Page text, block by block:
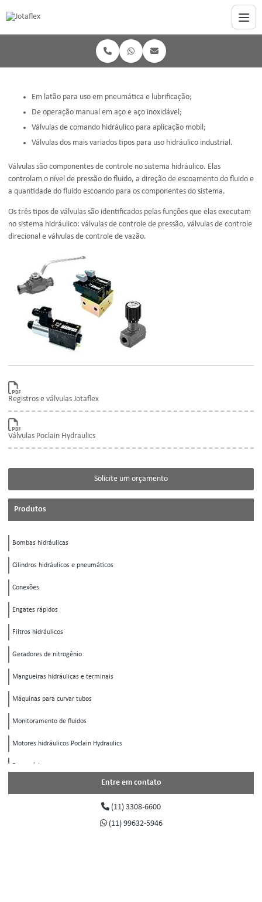
Em latão para uso em pneumática e lubrificação;
De operação manual em aço e aço inoxidável;
Válvulas de comando hidráulico para aplicação mobil;
Válvulas dos mais variados tipos para uso hidráulico industrial.
Válvulas são componentes de controle no sistema hidráulico. Elas
controlam o nível de pressão do fluido, a direção de escoamento do fluido e
a quantidade do fluido escoando para os componentes do sistema.
Os três tipos de válvulas são identificados pelas funções que elas executam
no sistema hidráulico: válvulas de controle de pressão, válvulas de controle
direcional e válvulas de controle de vazão.
Registros e válvulas Jotaflex
Válvulas Poclain Hydraulics
Solicite um orçamento
Produtos
Bombas hidráulicas
Cilindros hidráulicos e pneumáticos
Conexões
Engates rápidos
Filtros hidráulicos
Geradores de nitrogênio
Mangueiras hidráulicas e terminais
Máquinas para curvar tubos
Monitoramento de fluidos
Motores hidráulicos Poclain Hydraulics
Pneumática
Entre em contato
(11) 3308-6600
(11) 99632-5946